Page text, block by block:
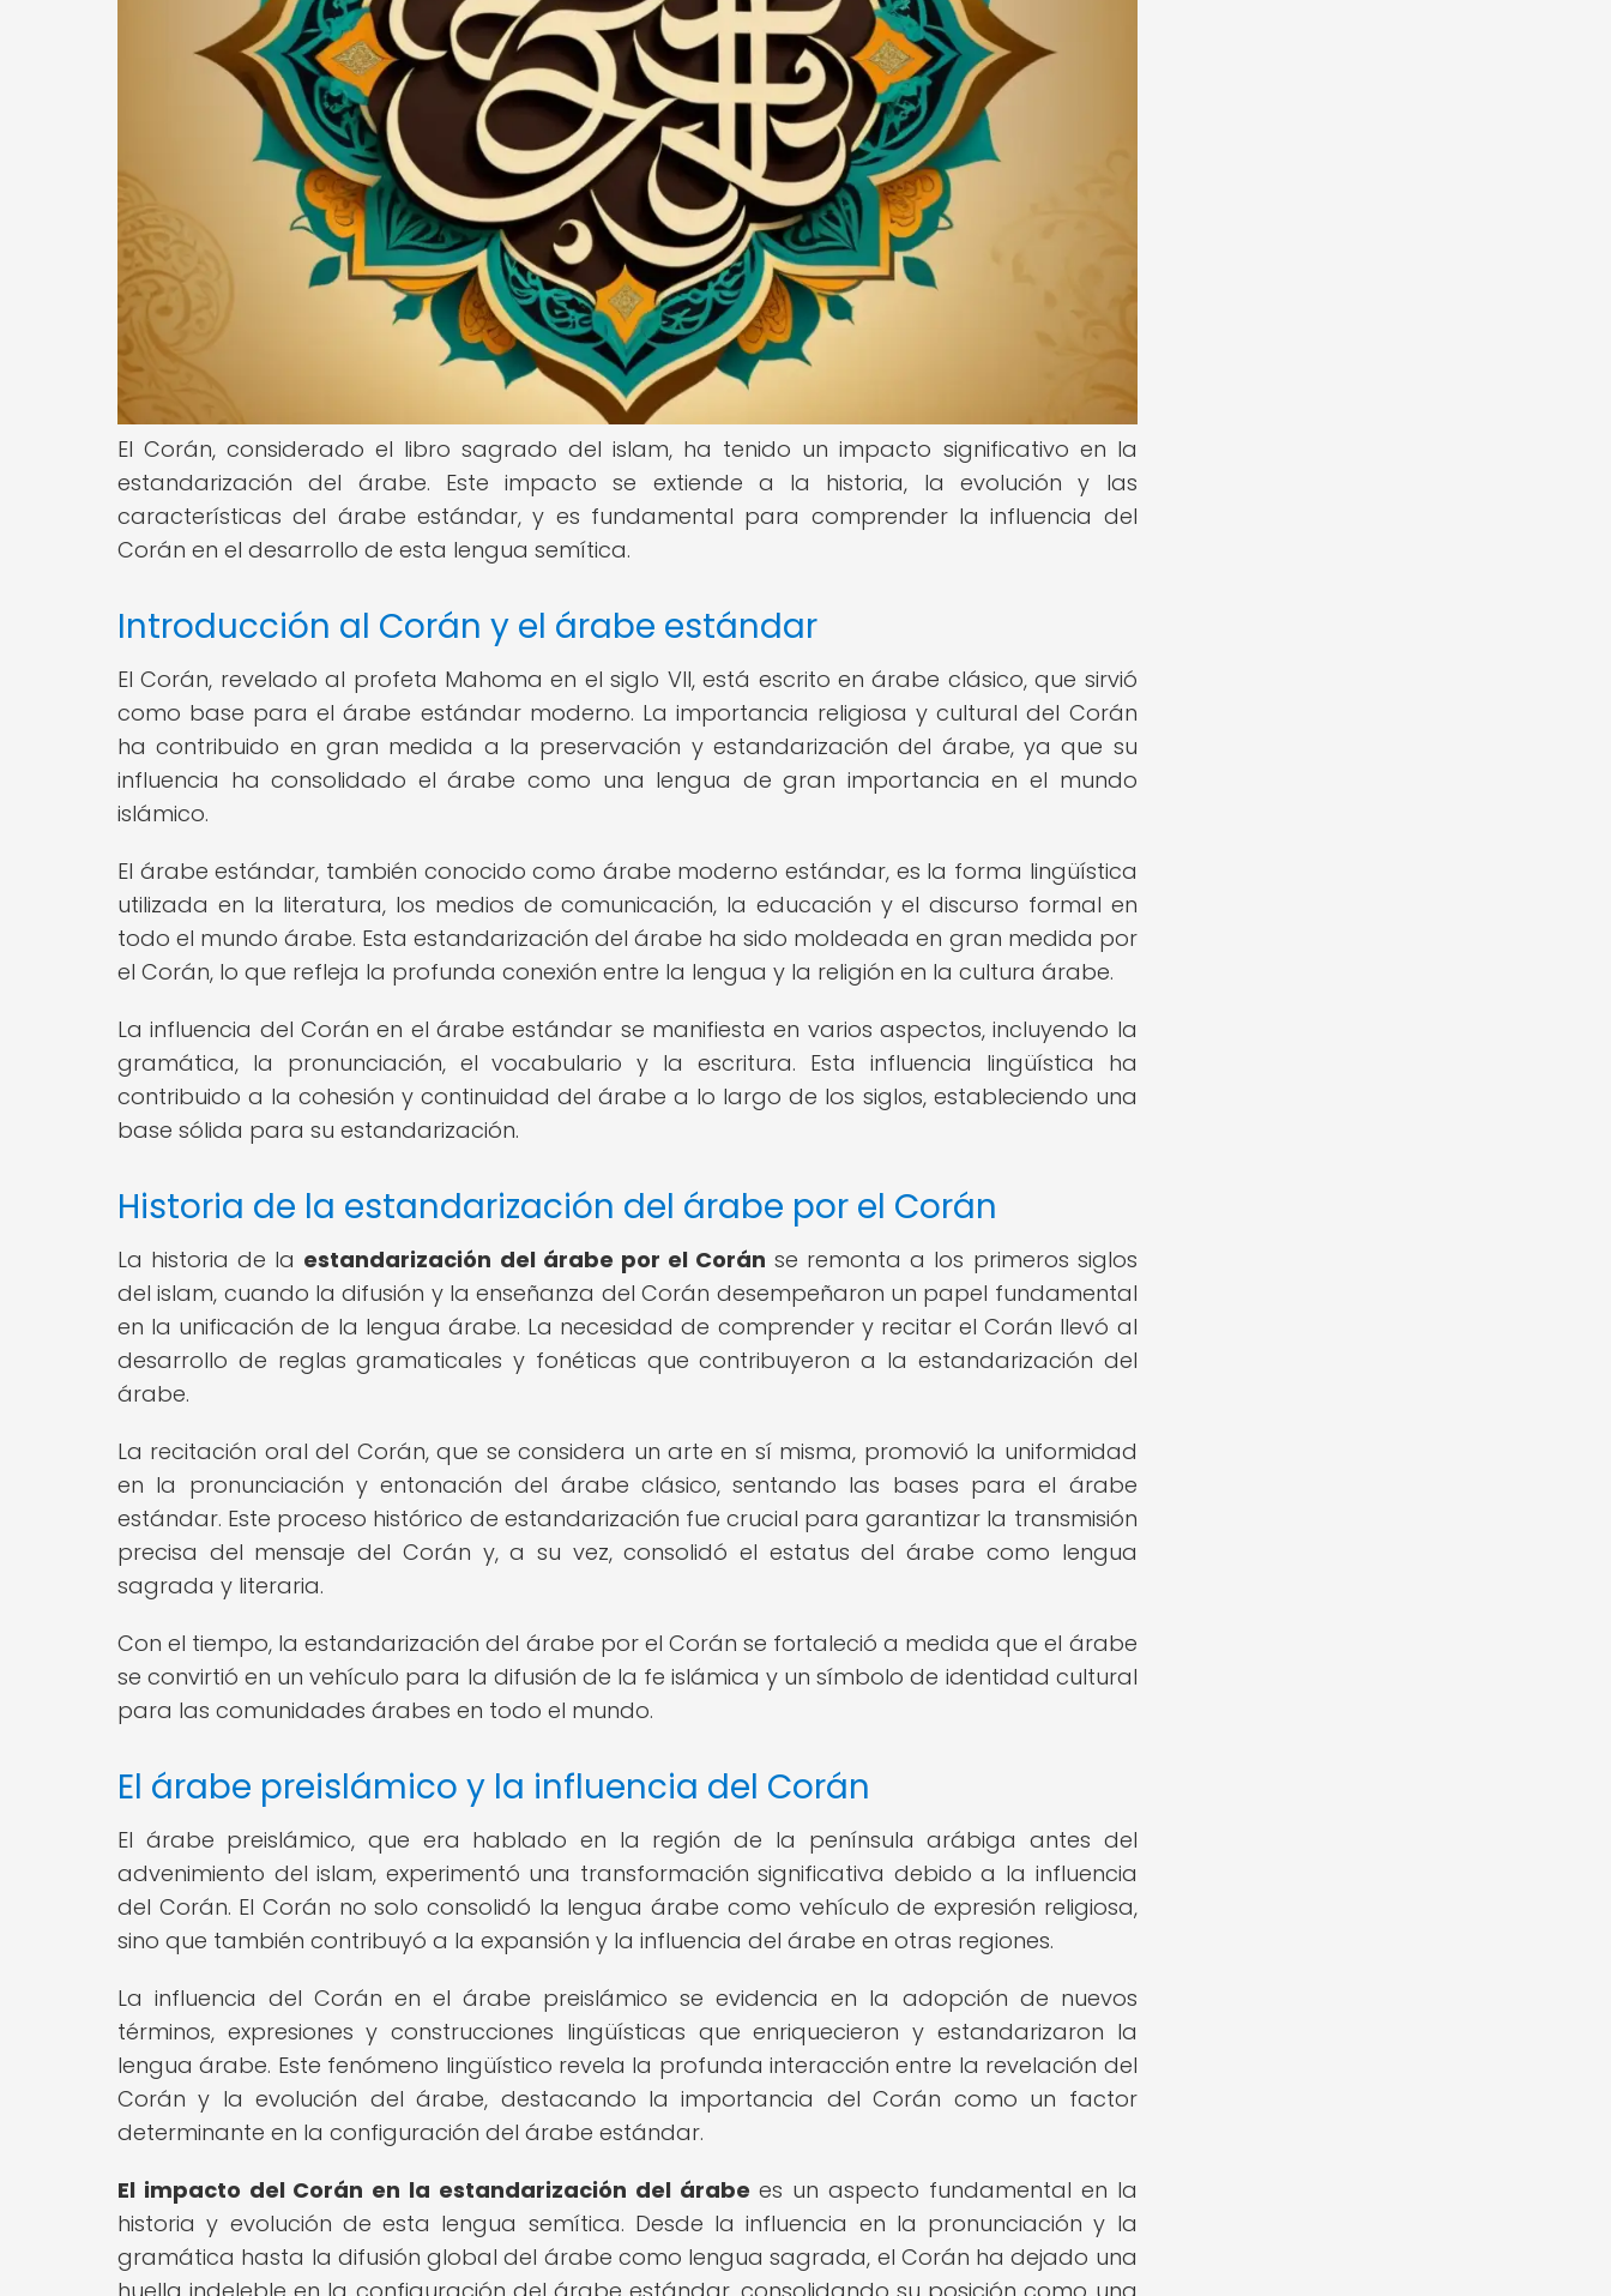
El Corán, considerado el libro sagrado del islam, ha tenido un impacto significativo en la
estandarización del árabe. Este impacto se extiende a la historia, la evolución y las
características del árabe estándar, y es fundamental para comprender la influencia del
Corán en el desarrollo de esta lengua semítica.
Introducción al Corán y el árabe estándar
El Corán, revelado al profeta Mahoma en el siglo VII, está escrito en árabe clásico, que sirvió
como base para el árabe estándar moderno. La importancia religiosa y cultural del Corán
ha contribuido en gran medida a la preservación y estandarización del árabe, ya que su
influencia ha consolidado el árabe como una lengua de gran importancia en el mundo
islámico.
El árabe estándar, también conocido como árabe moderno estándar, es la forma lingüística
utilizada en la literatura, los medios de comunicación, la educación y el discurso formal en
todo el mundo árabe. Esta estandarización del árabe ha sido moldeada en gran medida por
el Corán, lo que refleja la profunda conexión entre la lengua y la religión en la cultura árabe.
La influencia del Corán en el árabe estándar se manifiesta en varios aspectos, incluyendo la
gramática, la pronunciación, el vocabulario y la escritura. Esta influencia lingüística ha
contribuido a la cohesión y continuidad del árabe a lo largo de los siglos, estableciendo una
base sólida para su estandarización.
Historia de la estandarización del árabe por el Corán
La historia de la estandarización del árabe por el Corán se remonta a los primeros siglos
del islam, cuando la difusión y la enseñanza del Corán desempeñaron un papel fundamental
en la unificación de la lengua árabe. La necesidad de comprender y recitar el Corán llevó al
desarrollo de reglas gramaticales y fonéticas que contribuyeron a la estandarización del
árabe.
La recitación oral del Corán, que se considera un arte en sí misma, promovió la uniformidad
en la pronunciación y entonación del árabe clásico, sentando las bases para el árabe
estándar. Este proceso histórico de estandarización fue crucial para garantizar la transmisión
precisa del mensaje del Corán y, a su vez, consolidó el estatus del árabe como lengua
sagrada y literaria.
Con el tiempo, la estandarización del árabe por el Corán se fortaleció a medida que el árabe
se convirtió en un vehículo para la difusión de la fe islámica y un símbolo de identidad cultural
para las comunidades árabes en todo el mundo.
El árabe preislámico y la influencia del Corán
El árabe preislámico, que era hablado en la región de la península arábiga antes del
advenimiento del islam, experimentó una transformación significativa debido a la influencia
del Corán. El Corán no solo consolidó la lengua árabe como vehículo de expresión religiosa,
sino que también contribuyó a la expansión y la influencia del árabe en otras regiones.
La influencia del Corán en el árabe preislámico se evidencia en la adopción de nuevos
términos, expresiones y construcciones lingüísticas que enriquecieron y estandarizaron la
lengua árabe. Este fenómeno lingüístico revela la profunda interacción entre la revelación del
Corán y la evolución del árabe, destacando la importancia del Corán como un factor
determinante en la configuración del árabe estándar.
El impacto del Corán en la estandarización del árabe es un aspecto fundamental en la
historia y evolución de esta lengua semítica. Desde la influencia en la pronunciación y la
gramática hasta la difusión global del árabe como lengua sagrada, el Corán ha dejado una